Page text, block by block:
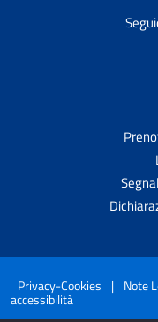
Privacy-Cookies | Note
accessibilità